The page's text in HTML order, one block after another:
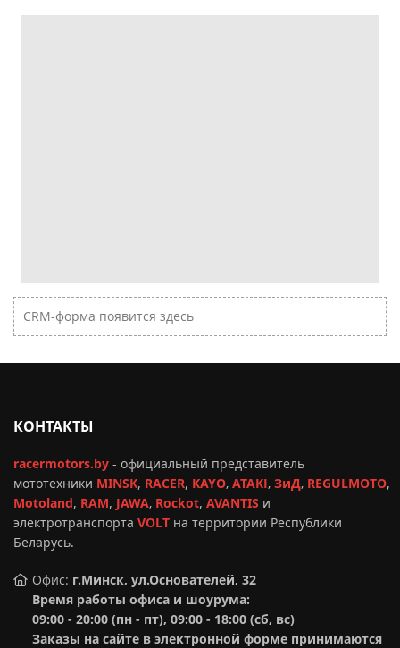
CRM-форма появится здесь
КОНТАКТЫ
racermotors.by - официальный представитель
мототехники MINSK, RACER, KAYO, ATAKI, ЗиД, REGULMOTO,
Motoland, RAM, JAWA, Rockot, AVANTIS и
электротранспорта VOLT на территории Республики
Беларусь.
Офис: г.Минск, ул.Основателей, 32
Время работы офиса и шоурума:
09:00 - 20:00 (пн - пт), 09:00 - 18:00 (сб, вс)
Заказы на сайте в электронной форме принимаются